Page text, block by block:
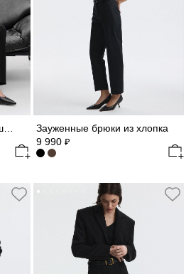
Зауженные брюки из хлопка
9 990 ₽